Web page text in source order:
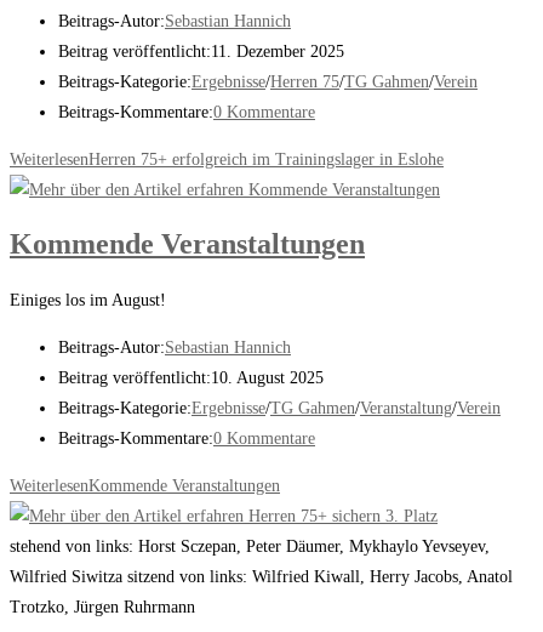
Beitrags-Autor:Sebastian Hannich
Beitrag veröffentlicht:11. Dezember 2025
Beitrags-Kategorie:Ergebnisse/Herren 75/TG Gahmen/Verein
Beitrags-Kommentare:0 Kommentare
WeiterlesenHerren 75+ erfolgreich im Trainingslager in Eslohe
Kommende Veranstaltungen
Einiges los im August!
Beitrags-Autor:Sebastian Hannich
Beitrag veröffentlicht:10. August 2025
Beitrags-Kategorie:Ergebnisse/TG Gahmen/Veranstaltung/Verein
Beitrags-Kommentare:0 Kommentare
WeiterlesenKommende Veranstaltungen
stehend von links: Horst Sczepan, Peter Däumer, Mykhaylo Yevseyev,
Wilfried Siwitza sitzend von links: Wilfried Kiwall, Herry Jacobs, Anatol
Trotzko, Jürgen Ruhrmann